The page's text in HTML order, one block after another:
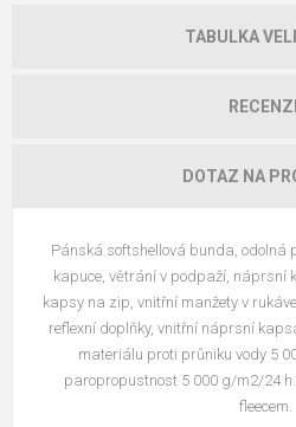
TABULKA
DOTAZ NA
Pánská softshellová bunda, odolná
kapuce, větrání v podpaží, náprsní
kapsy na zip, vnitřní manžety v
reflexní doplňky, vnitřní náprsní
materiálu proti průniku vody 5
paropropustnost 5 000 g/m2/24
fleecem.